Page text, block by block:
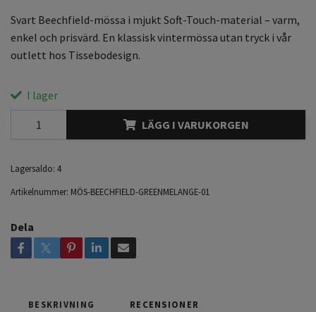
Svart Beechfield-mössa i mjukt Soft-Touch-material – varm,
enkel och prisvärd. En klassisk vintermössa utan tryck i vår
outlett hos Tissebodesign.
I lager
LÄGG I VARUKORGEN
Lagersaldo: 4
Artikelnummer: MÖS-BEECHFIELD-GREENMELANGE-01
Dela
BESKRIVNING RECENSIONER